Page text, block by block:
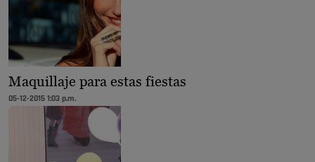
Maquillaje para estas fiestas
05-12-2015 1:03 p.m.